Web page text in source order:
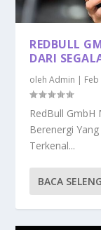
REDBULL
DARI
olehAdmin |
RedBull
Berenergi
Terkenal...
BACA